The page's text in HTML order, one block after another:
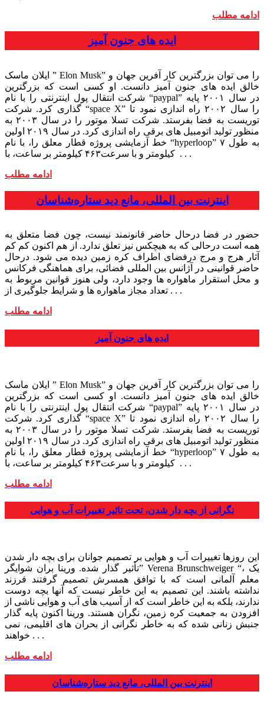
ادامه مطلب
ایده های جنون آمیز
ایلان ماسک ” Elon Musk” را می توان بزرگترین کار آفرین جهان و
خالق ایده های جنون آمیز دانست. او کسی است که بزرگترین
شرکت انتقال پول اینترنتی را با نام “paypal” در سال ۲۰۰۱ پایه
گذاری کرد. شرکت “space X” را سال ۲۰۰۲ راه اندازی نمود تا
توریست به فضا بفرستد. شرکت تسلا موتور را در سال ۲۰۰۳ به
منظور تولید اتومبیل های برقی راه اندازی کرد. در سال ۲۰۱۹ اولین
خط آزمایشی پروژه قطار معلق را، با نام “hyperloop” به طول ۷
کیلومتر و با سرعت۴۶۳ کیلومتر بر ساعت، با . . .
ادامه مطلب
اینترنت بین المللی، مانع دید ستاره‌شناسان
حضور در فضا درحال حاضر قانونمند نیست، چون فضا متعلق به
همه است درحالی که به هیچکس نیز تعلق ندارد. از هم اکنون کم کم
آثار هرج و مرج درفضای اطراف کره زمین دیده می شود. درحال
حاضر قوانینی در آژانس بین المللی فضائی، برای هماهنگی فرکانس
و محل استقرار ماهواره ها وجود دارد، ولی هنوز قوانین مربوط به
تعداد مجاز ماهواره ها و شرایط جلوگیری از . . .
ادامه مطلب
ایده های جنون آمیز
ایلان ماسک ” Elon Musk” را می توان بزرگترین کار آفرین جهان و
خالق ایده های جنون آمیز دانست. او کسی است که بزرگترین
شرکت انتقال پول اینترنتی را با نام “paypal” در سال ۲۰۰۱ پایه
گذاری کرد. شرکت “space X” را سال ۲۰۰۲ راه اندازی نمود تا
توریست به فضا بفرستد. شرکت تسلا موتور را در سال ۲۰۰۳ به
منظور تولید اتومبیل های برقی راه اندازی کرد. در سال ۲۰۱۹ اولین
خط آزمایشی پروژه قطار معلق را، با نام “hyperloop” به طول ۷
کیلومتر و با سرعت۴۶۳ کیلومتر بر ساعت، با . . .
ادامه مطلب
نگرانی از بچه دار شدن، تحت تاثیر تغییرات آب و هوایی
این روزها تغییرات آب و هوایی بر تصمیم جوانان برای بچه دار شدن
تأثیر گذار شده. ورینا بران شوایگر” Verena Brunschweiger “، یک
معلم آلمانی است که با توافق همسرش تصمیم گرفتند فرزند
نداشته باشند. این تصمیم به این خاطر نیست که آنها بچه دوست
ندارند، بلکه به این خاطر است که از آسیب های آب و هوایی ناشی از
افزودن به جمعیت کره زمین، نگران هستند. ورینا اکنون پایه گذار
جنبش زنانی شده که به خاطر نگرانی از بحران های اقلیمی، نمی
خواهند . . .
ادامه مطلب
اینترنت بین المللی، مانع دید ستاره‌شناسان